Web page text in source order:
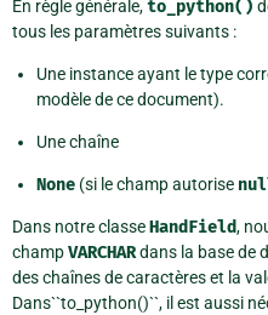
En règle générale,to_python()
tous les paramètres suivants :
Une instance ayant le type
modèle de ce document).
Une chaîne
None (si le champ autorise
Dans notre classeHandField,
champVARCHARdans la base de
des chaînes de caractères et la
Dans``to_python()``, il est aussi